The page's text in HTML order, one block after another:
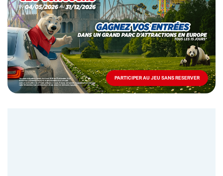
Mai
-
Décembre
2026
Locations
PARTICIPER AU JEU SANS RESERVER
PARTICIPER
AU
JEU